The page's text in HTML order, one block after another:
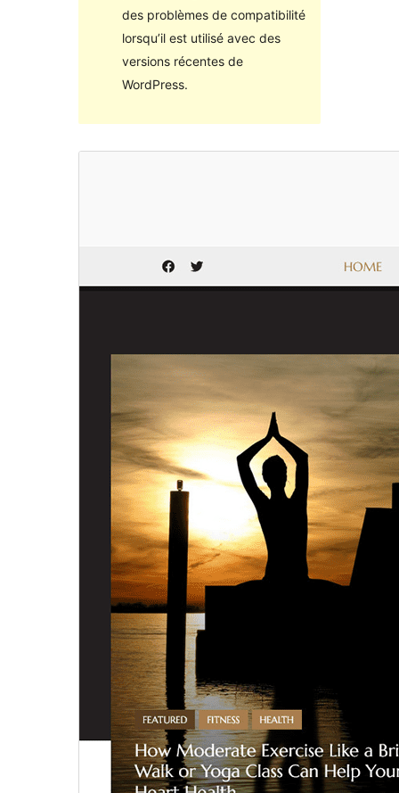
des problèmes de compatibilité
lorsqu’il est utilisé avec des
versions récentes de
WordPress.